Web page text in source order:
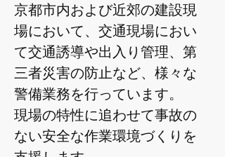
京都市内および近郊の建設現
場において、交通現場におい
て交通誘導や出入り管理、第
三者災害の防止など、様々な
警備業務を行っています。
現場の特性に追わせて事故の
ない安全な作業環境づくりを